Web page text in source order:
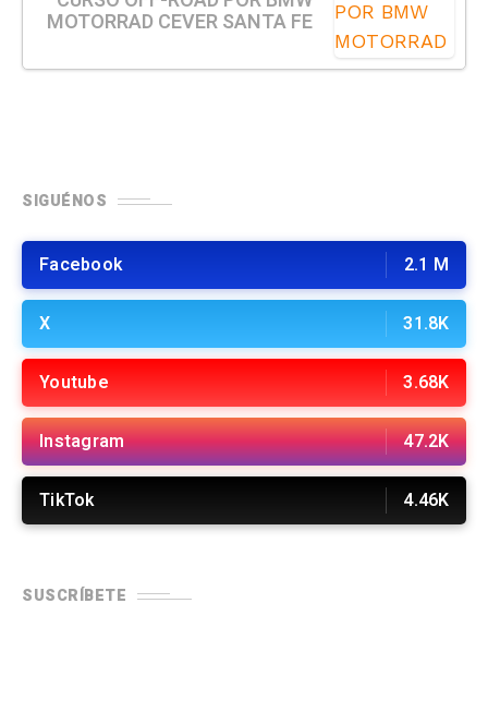
MOTORRAD CEVER SANTA FE
SIGUÉNOS
Facebook 2.1 M
X 31.8K
Youtube 3.68K
Instagram 47.2K
TikTok 4.46K
SUSCRÍBETE